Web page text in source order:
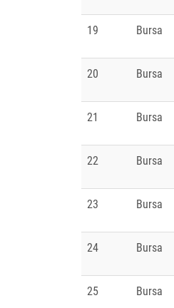
19 Bursa
20 Bursa
21 Bursa
22 Bursa
23 Bursa
24 Bursa
25 Bursa